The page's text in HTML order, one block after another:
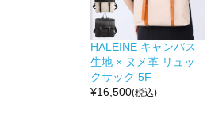
HALEINE キャンバス
生地 × ヌメ革 リュッ
クサック 5F
¥16,500(税込)